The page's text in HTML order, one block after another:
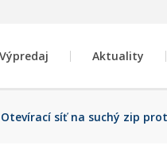
Výpredaj Aktuality
Otevírací síť na suchý zip